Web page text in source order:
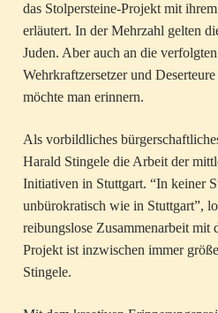
das Stolpersteine-Projekt mit
erläutert. In der Mehrzahl gelten
Juden. Aber auch an die
Wehrkraftzersetzer und
möchte man erinnern.
Als vorbildliches
Harald Stingele die Arbeit der
Initiativen in Stuttgart. “In keiner
unbürokratisch wie in Stuttgart”,
reibungslose Zusammenarbeit mit
Projekt ist inzwischen immer
Stingele.